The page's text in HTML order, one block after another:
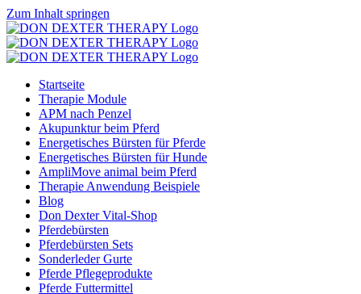
Zum Inhalt springen
Startseite
Therapie Module
APM nach Penzel
Akupunktur beim Pferd
Energetisches Bürsten für Pferde
Energetisches Bürsten für Hunde
AmpliMove animal beim Pferd
Therapie Anwendung Beispiele
Blog
Don Dexter Vital-Shop
Pferdebürsten
Pferdebürsten Sets
Sonderleder Gurte
Pferde Pflegeprodukte
Pferde Futtermittel